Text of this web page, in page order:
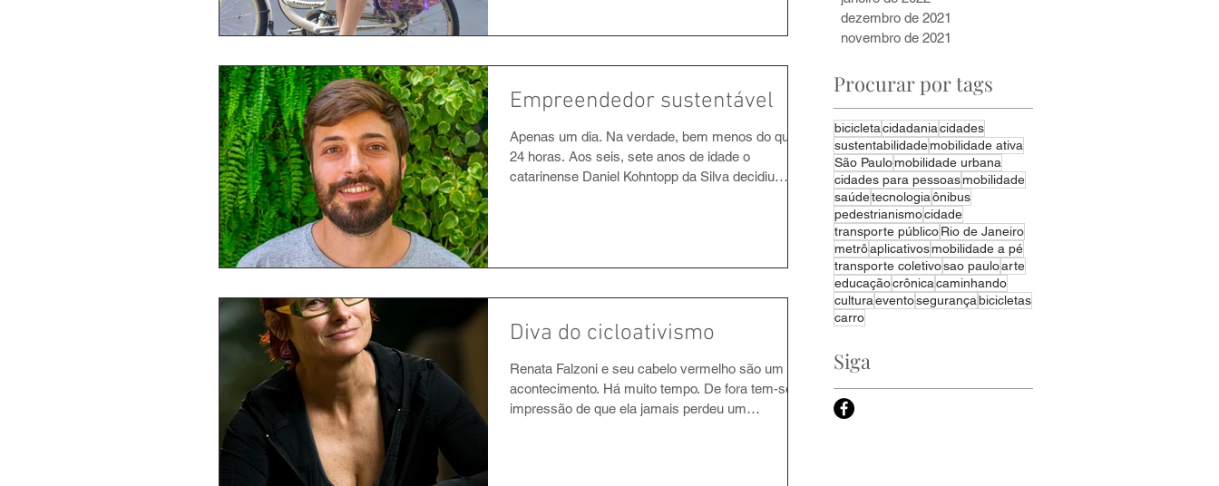
Empreendedor sustentável
Apenas um dia. Na verdade, bem menos do que
24 horas. Aos seis, sete anos de idade o
catarinense Daniel Kohntopp da Silva decidiu
Diva do cicloativismo
Renata Falzoni e seu cabelo vermelho são um
acontecimento. Há muito tempo. De fora tem-se a
impressão de que ela jamais perdeu um
dezembro de 2021
novembro de 2021
Procurar por tags
bicicletacidadaniacidades
sustentabilidademobilidade ativa
São Paulomobilidade urbana
cidades para pessoasmobilidade
saúdetecnologiaônibus
pedestrianismocidade
transporte públicoRio de Janeiro
metrôaplicativosmobilidade a pé
transporte coletivosao pauloarte
educaçãocrônicacaminhando
culturaeventosegurançabicicletas
carro
Siga